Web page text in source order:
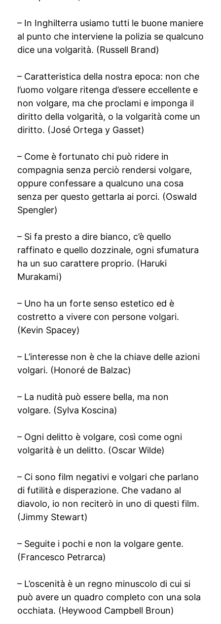
– In Inghilterra usiamo tutti le buone maniere
al punto che interviene la polizia se qualcuno
dice una volgarità. (Russell Brand)
– Caratteristica della nostra epoca: non che
l’uomo volgare ritenga d’essere eccellente e
non volgare, ma che proclami e imponga il
diritto della volgarità, o la volgarità come un
diritto. (José Ortega y Gasset)
– Come è fortunato chi può ridere in
compagnia senza perciò rendersi volgare,
oppure confessare a qualcuno una cosa
senza per questo gettarla ai porci. (Oswald
Spengler)
– Si fa presto a dire bianco, c’è quello
raffinato e quello dozzinale, ogni sfumatura
ha un suo carattere proprio. (Haruki
Murakami)
– Uno ha un forte senso estetico ed è
costretto a vivere con persone volgari.
(Kevin Spacey)
– L’interesse non è che la chiave delle azioni
volgari. (Honoré de Balzac)
– La nudità può essere bella, ma non
volgare. (Sylva Koscina)
– Ogni delitto è volgare, così come ogni
volgarità è un delitto. (Oscar Wilde)
– Ci sono film negativi e volgari che parlano
di futilità e disperazione. Che vadano al
diavolo, io non reciterò in uno di questi film.
(Jimmy Stewart)
– Seguite i pochi e non la volgare gente.
(Francesco Petrarca)
– L’oscenità è un regno minuscolo di cui si
può avere un quadro completo con una sola
occhiata. (Heywood Campbell Broun)